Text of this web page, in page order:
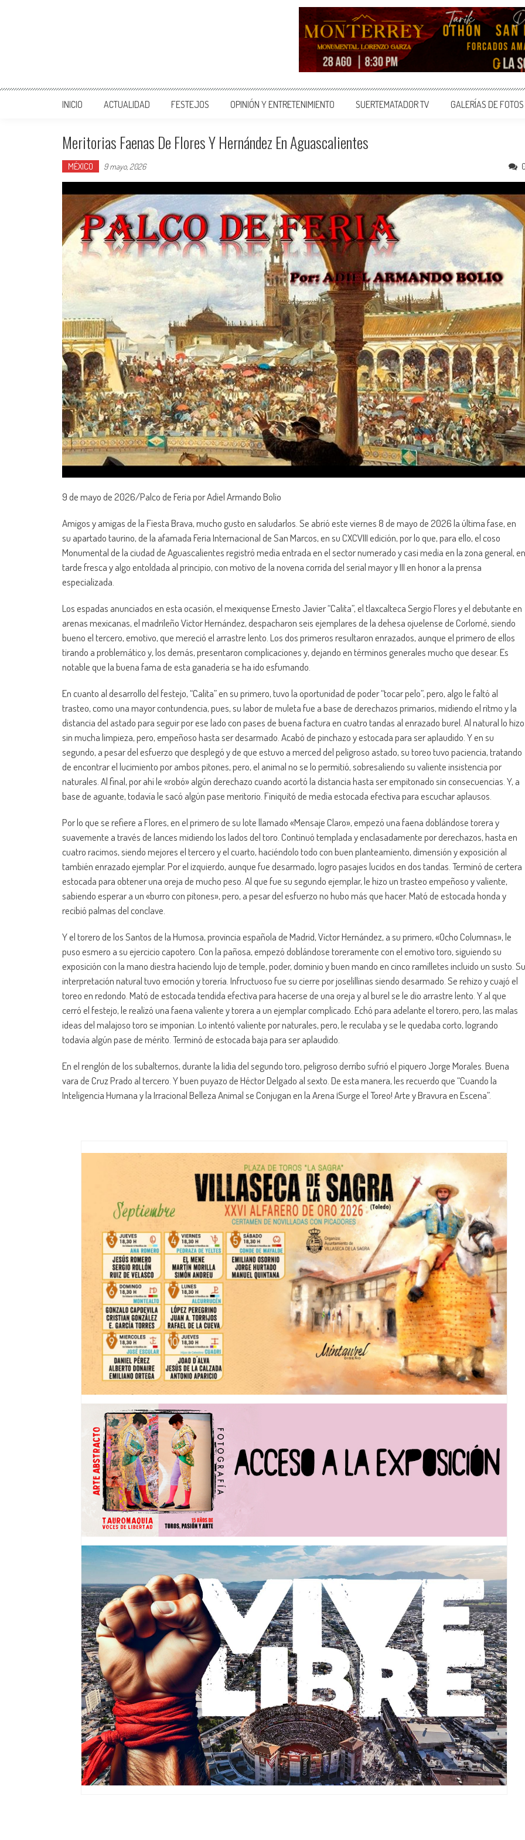
INICIO ACTUALIDAD FESTEJOS OPINIÓN Y ENTRETENIMIENTO SUERTEMATADOR TV GALERÍAS DE FOTOS
Meritorias Faenas De Flores Y Hernández En Aguascalientes
MÉXICO 9 mayo, 2026
9 de mayo de 2026/Palco de Feria por Adiel Armando Bolio
Amigos y amigas de la Fiesta Brava, mucho gusto en saludarlos. Se abrió este viernes 8 de mayo de 2026 la última fase, en
su apartado taurino, de la afamada Feria Internacional de San Marcos, en su CXCVIII edición, por lo que, para ello, el coso
Monumental de la ciudad de Aguascalientes registró media entrada en el sector numerado y casi media en la zona general, en
tarde fresca y algo entoldada al principio, con motivo de la novena corrida del serial mayor y III en honor a la prensa
especializada.
Los espadas anunciados en esta ocasión, el mexiquense Ernesto Javier “Calita”, el tlaxcalteca Sergio Flores y el debutante en
arenas mexicanas, el madrileño Víctor Hernández, despacharon seis ejemplares de la dehesa ojuelense de Corlomé, siendo
bueno el tercero, emotivo, que mereció el arrastre lento. Los dos primeros resultaron enrazados, aunque el primero de ellos
tirando a problemático y, los demás, presentaron complicaciones y, dejando en términos generales mucho que desear. Es
notable que la buena fama de esta ganadería se ha ido esfumando.
En cuanto al desarrollo del festejo, “Calita” en su primero, tuvo la oportunidad de poder “tocar pelo”, pero, algo le faltó al
trasteo, como una mayor contundencia, pues, su labor de muleta fue a base de derechazos primarios, midiendo el ritmo y la
distancia del astado para seguir por ese lado con pases de buena factura en cuatro tandas al enrazado burel. Al natural lo hizo
sin mucha limpieza, pero, empeñoso hasta ser desarmado. Acabó de pinchazo y estocada para ser aplaudido. Y en su
segundo, a pesar del esfuerzo que desplegó y de que estuvo a merced del peligroso astado, su toreo tuvo paciencia, tratando
de encontrar el lucimiento por ambos pitones, pero, el animal no se lo permitió, sobresaliendo su valiente insistencia por
naturales. Al final, por ahí le «robó» algún derechazo cuando acortó la distancia hasta ser empitonado sin consecuencias. Y, a
base de aguante, todavía le sacó algún pase meritorio. Finiquitó de media estocada efectiva para escuchar aplausos.
Por lo que se refiere a Flores, en el primero de su lote llamado «Mensaje Claro», empezó una faena doblándose torera y
suavemente a través de lances midiendo los lados del toro. Continuó templada y enclasadamente por derechazos, hasta en
cuatro racimos, siendo mejores el tercero y el cuarto, haciéndolo todo con buen planteamiento, dimensión y exposición al
también enrazado ejemplar. Por el izquierdo, aunque fue desarmado, logro pasajes lucidos en dos tandas. Terminó de certera
estocada para obtener una oreja de mucho peso. Al que fue su segundo ejemplar, le hizo un trasteo empeñoso y valiente,
sabiendo esperar a un «burro con pitones», pero, a pesar del esfuerzo no hubo más que hacer. Mató de estocada honda y
recibió palmas del conclave.
Y el torero de los Santos de la Humosa, provincia española de Madrid, Víctor Hernández, a su primero, «Ocho Columnas», le
puso esmero a su ejercicio capotero. Con la pañosa, empezó doblándose toreramente con el emotivo toro, siguiendo su
exposición con la mano diestra haciendo lujo de temple, poder, dominio y buen mando en cinco ramilletes incluido un susto. Su
interpretación natural tuvo emoción y torería. Infructuoso fue su cierre por joselillinas siendo desarmado. Se rehizo y cuajó el
toreo en redondo. Mató de estocada tendida efectiva para hacerse de una oreja y al burel se le dio arrastre lento. Y al que
cerró el festejo, le realizó una faena valiente y torera a un ejemplar complicado. Echó para adelante el torero, pero, las malas
ideas del malajoso toro se imponían. Lo intentó valiente por naturales, pero, le reculaba y se le quedaba corto, logrando
todavía algún pase de mérito. Terminó de estocada baja para ser aplaudido.
En el renglón de los subalternos, durante la lidia del segundo toro, peligroso derribo sufrió el piquero Jorge Morales. Buena
vara de Cruz Prado al tercero. Y buen puyazo de Héctor Delgado al sexto. De esta manera, les recuerdo que “Cuando la
Inteligencia Humana y la Irracional Belleza Animal se Conjugan en la Arena ¡Surge el Toreo! Arte y Bravura en Escena”.